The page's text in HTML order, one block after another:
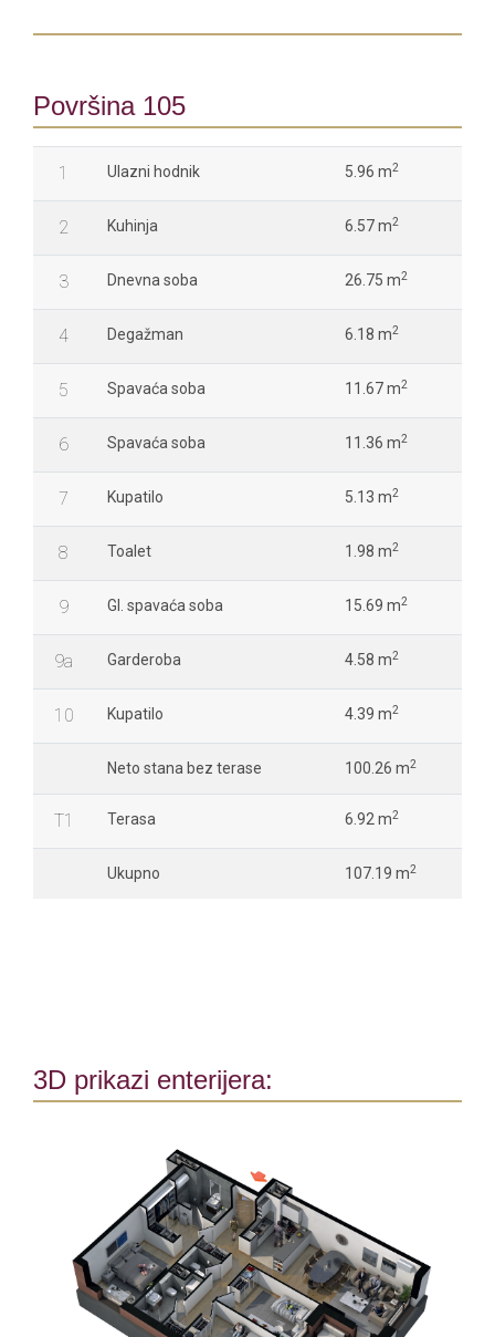
Površina 105
1 Ulazni hodnik 5.96 m2
2 Kuhinja 6.57 m2
3 Dnevna soba 26.75 m2
4 Degažman 6.18 m2
5 Spavaća soba 11.67 m2
6 Spavaća soba 11.36 m2
7 Kupatilo 5.13 m2
8 Toalet 1.98 m2
9 Gl. spavaća soba 15.69 m2
9a Garderoba 4.58 m2
10 Kupatilo 4.39 m2
Neto stana bez terase 100.26 m2
T1 Terasa 6.92 m2
Ukupno 107.19 m2
3D prikazi enterijera: